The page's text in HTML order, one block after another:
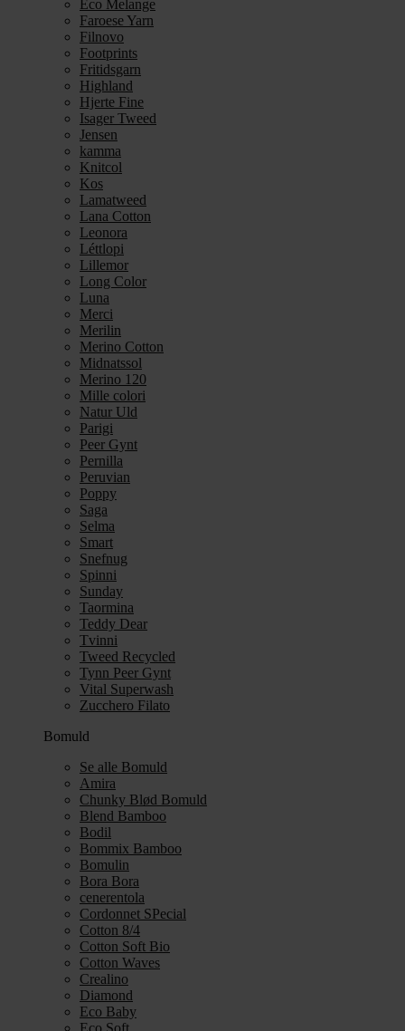
Eco Melange
Faroese Yarn
Filnovo
Footprints
Fritidsgarn
Highland
Hjerte Fine
Isager Tweed
Jensen
kamma
Knitcol
Kos
Lamatweed
Lana Cotton
Leonora
Léttlopi
Lillemor
Long Color
Luna
Merci
Merilin
Merino Cotton
Midnatssol
Merino 120
Mille colori
Natur Uld
Parigi
Peer Gynt
Pernilla
Peruvian
Poppy
Saga
Selma
Smart
Snefnug
Spinni
Sunday
Taormina
Teddy Dear
Tvinni
Tweed Recycled
Tynn Peer Gynt
Vital Superwash
Zucchero Filato
Bomuld
Se alle Bomuld
Amira
Chunky Blød Bomuld
Blend Bamboo
Bodil
Bommix Bamboo
Bomulin
Bora Bora
cenerentola
Cordonnet SPecial
Cotton 8/4
Cotton Soft Bio
Cotton Waves
Crealino
Diamond
Eco Baby
Eco Soft